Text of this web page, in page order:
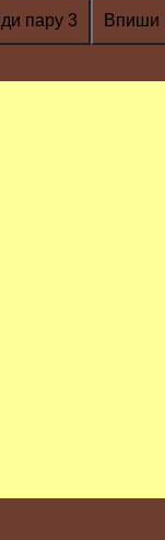
пару 3 Впиши